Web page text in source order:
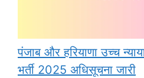
पंजाब और हरियाणा उच्च
भर्ती 2025 अधिसूचना जारी